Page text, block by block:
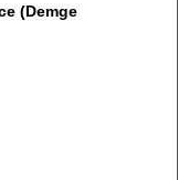
(Demge